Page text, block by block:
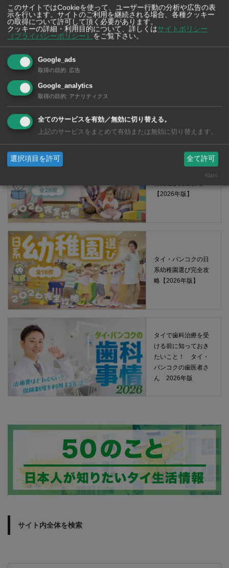
【タイ・バンコク】 マルシェトンロー内の「TOPS」で買える薬
2026年版
タイ・バンコクの保
【2026年版】
タイ・バンコクの日
系幼稚園選び完全攻
略【2026年版】
タイで歯科治療を受
ける前に知っておき
たいこと！ タイ・
バンコクの歯医者さ
ん 2026年版
サイト内全体を検索
このサイトではCookieを使って、ユーザー行動の分析や広告の表
示を行います。サイトのご利用を継続される場合、各種クッキー
の取得について許可して頂く必要があります。
クッキーの詳細・利用目的について、詳しくはサイトポリシー
（プライバシーポリシー）
をご覧下さい。
Google_ads
取得の目的: 広告
Google_analytics
取得の目的: アナリティクス
全てのサービスを有効／無効に切り替える。
上記のサービスをまとめて有効または無効に切り替えます。
選択項目を許可 全て許可
Klaro